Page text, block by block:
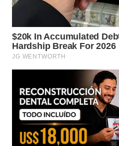
Focada na praticidade,
expansão para a o
especializada em refeições
comercializa mini
vão desde o café da manhã
Em atividade desde 2014,
unidades, com a meta de
o fim de 2018. Para ser
investidor precisa
89,9 mil e o prazo de